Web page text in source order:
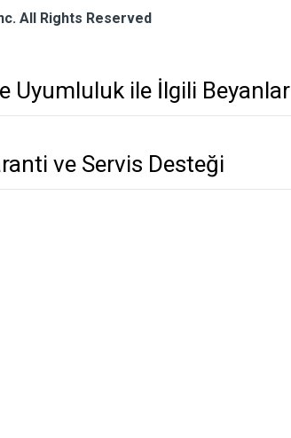
All Rights Reserved
Uyumluluk ile İlgili Beyanlar
ve Servis Desteği